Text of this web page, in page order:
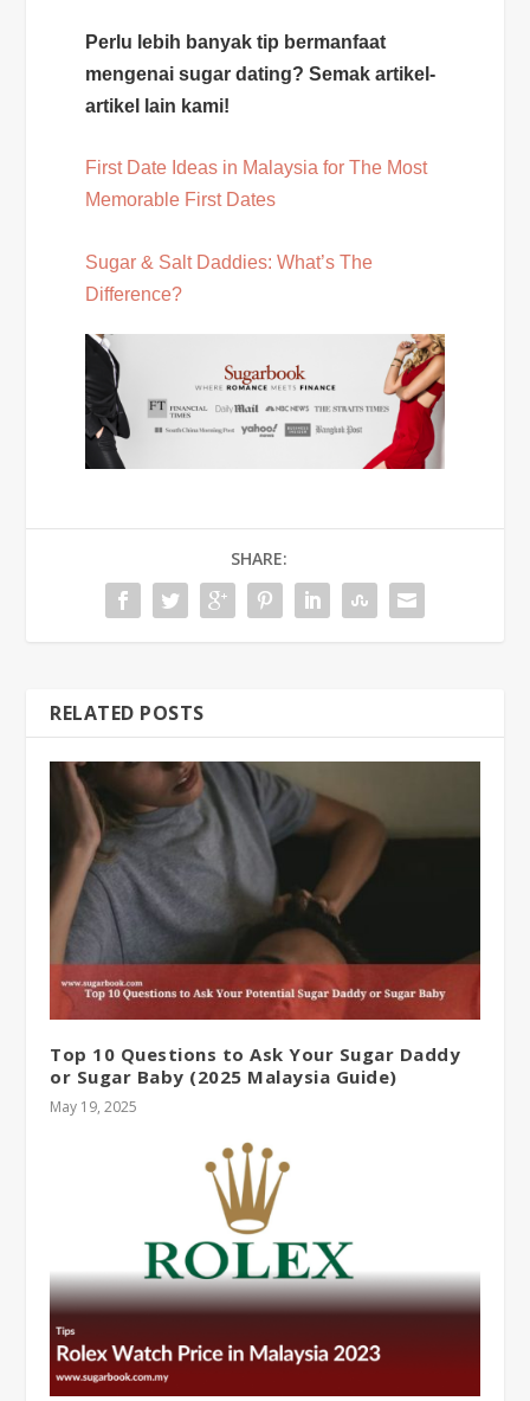
Perlu lebih banyak tip bermanfaat
mengenai sugar dating? Semak artikel-
artikel lain kami!
First Date Ideas in Malaysia for The Most
Memorable First Dates
Sugar & Salt Daddies: What’s The
Difference?
SHARE:
RELATED POSTS
Top 10 Questions to Ask Your Sugar Daddy
or Sugar Baby (2025 Malaysia Guide)
May 19, 2025